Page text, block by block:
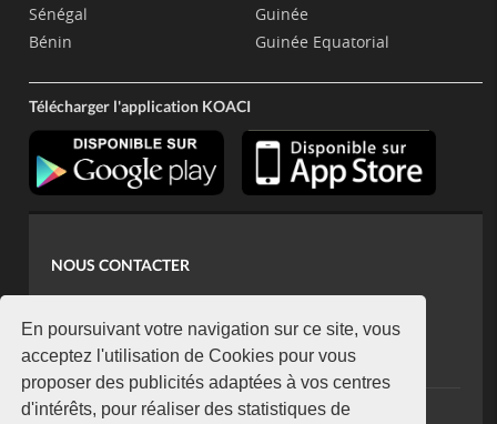
En poursuivant votre navigation sur ce site, vous
acceptez l'utilisation de Cookies pour vous
proposer des publicités adaptées à vos centres
d'intérêts, pour réaliser des statistiques de
Sénégal
Bénin
Guinée
Guinée Equatorial
Télécharger l'application KOACI
NOUS CONTACTER
koaci@yahoo.fr
+225 07 08 85 52 93